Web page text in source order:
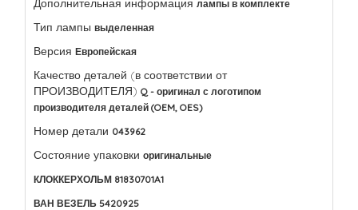
Дополнительная информация лампы в комплекте
Тип лампы выделенная
Версия Европейская
Качество деталей (в соответствии от
ПРОИЗВОДИТЕЛЯ) Q - оригинал с логотипом
производителя деталей (OEM, OES)
Номер детали 043962
Состояние упаковки оригинальные
КЛОККЕРХОЛЬМ 81830701A1
ВАН ВЕЗЕЛЬ 5420925